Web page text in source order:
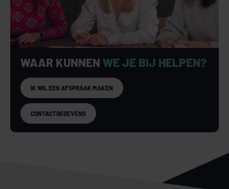
WAAR KUNNEN WE JE BIJ HELPEN?
IK WIL EEN AFSPRAAK MAKEN
CONTACTGEGEVENS